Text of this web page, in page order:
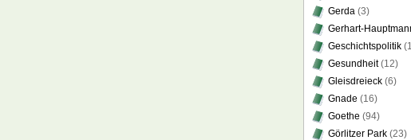
Gerda (3)
Gerhart-
Geschichtspolitik
Gesundheit(12)
Gleisdreieck (6)
Gnade (16)
Goethe (94)
Görlitzer Park (23)